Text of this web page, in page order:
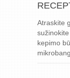
Atraskite
kepimo